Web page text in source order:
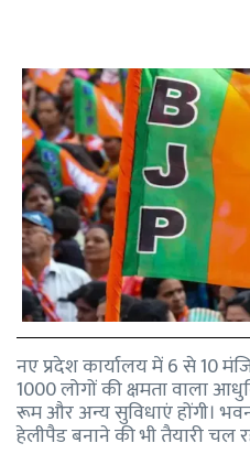
नए प्रदेश कार्यालय में 6 से 10
1000 लोगों की क्षमता वाला
रूम और अन्य सुविधाएं होंगी।
हेलीपैड बनाने की भी तैयारी चल